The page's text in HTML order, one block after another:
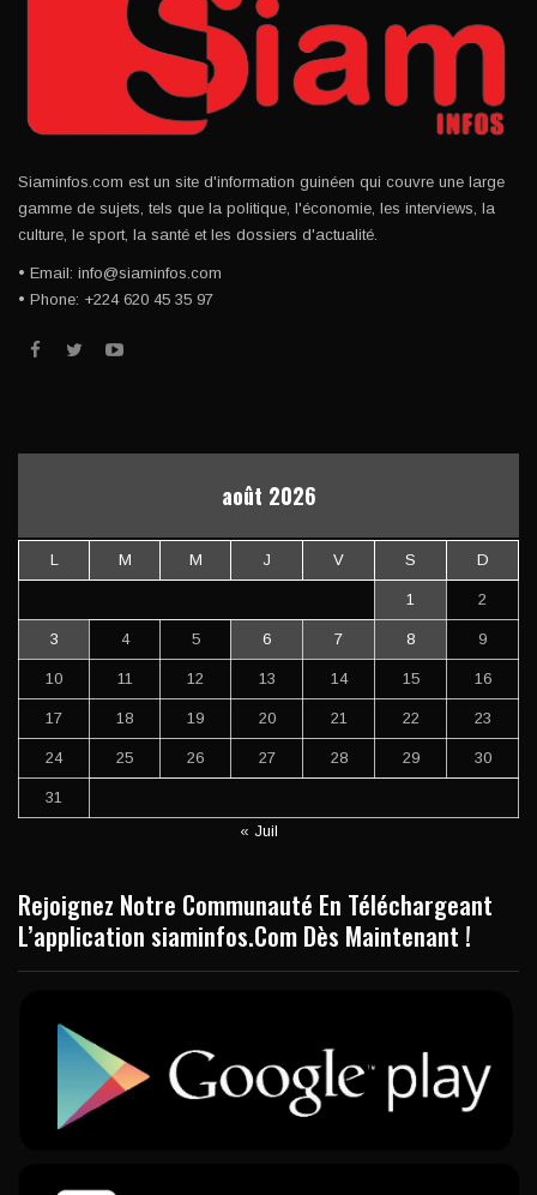
Siaminfos.com est un site d'information guinéen qui couvre une large
gamme de sujets, tels que la politique, l'économie, les interviews, la
culture, le sport, la santé et les dossiers d'actualité.
• Email: info@siaminfos.com
• Phone: +224 620 45 35 97
août 2026
L M M J V S D
1 2
3 4 5 6 7 8 9
10 11 12 13 14 15 16
17 18 19 20 21 22 23
24 25 26 27 28 29 30
31
« Juil
Rejoignez Notre Communauté En Téléchargeant
L’application siaminfos.Com Dès Maintenant !